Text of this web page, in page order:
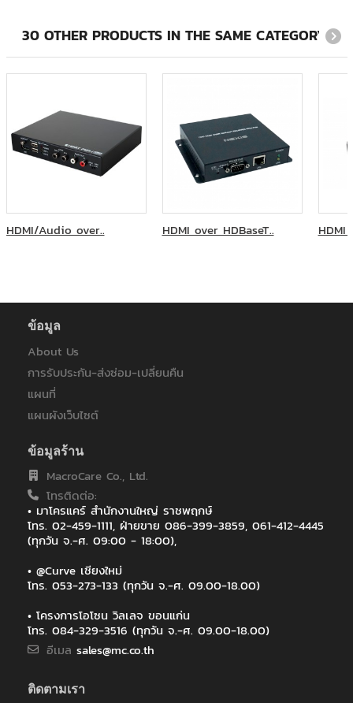
We TV
กทม.โรงบำบัดน้ำเสีย
กรมธนารักษ์ จ.เชียงใหม่
กรมสื่อสารทหารเรือ
กรมสื่อสารทหารเรือ Solution 2
กรมอิเล็กทรอนิกส์ทหารเรือ
กระทรวงมหาดไทย
กองพลพัฒนาที่ 1 ค่ายศรีสุริยวงศ์
การรถไฟแห่งประเทศไทย
การไฟฟ้านครหลวง(ประเวศ)
การไฟฟ้านครหลวง(วัดเลียบ)
การไฟฟ้าส่วนภูมิภาค
ของขวัญคลีนิค
คณะรัฐศาสตร์และรัฐประศาสนศาสตร์มหาวิทยาลัยเชียงใหม่
คณะสัตวแพทยศาสตร์ มหาวิทยาลัยเกษตรศาสตร์
ตลาดหลักทรัพย์แห่งประเทศไทย
ทบ.บ้านบึง
บริษัท 285 ก่อสร้าง จำกัด
บริษัท บลู บ๊อกซ์ สปอร์ต ไอ.ดี จำกัด
บริษัท ปตท.สำรวจและผลิตปิโตรเลียม จำกัด (RSB)
บริษัท ยูนิเทค เฮลท์แคร์ จำกัด
บริษัท สปินซอพต์ จำกัด
บริษัท สยามคอมเฟรสเชอร์อุตสาหกรรม จำกัด (แหลมฉบัง)
บริษัท สยามแท็ค จำกัด
บริษัท หับโห้หิ้น บางกอก จำกัด
บริษัท ห้างสรรพสินค้าโรบินสัน จำกัด (มหาชน) สาขาพระราม 9
บริษัท อมรินทร์ เทเลวิชั่น จำกัด
บริษัท ออนดีมานด์ เอ็ดดูเคชั่น จำกัด
บริษัท เทคโนเลจ จำกัด
บริษัท โมปิเพียร์ จำกัด
30 OTHER PRODUCTS IN THE SAME CATEGORY:
HDMI/Audio over.. HDMI over HDBaseT.. HDMI
ข้อมูล
About Us
การรับประกัน-ส่งซ่อม-เปลี่ยนคืน
แผนที่
แผนผังเว็บไซต์
ข้อมูลร้าน
MacroCare Co., Ltd.
โทรติดต่อ:
• มาโครแคร์ สำนักงานใหญ่ ราชพฤกษ์
โทร. 02-459-1111, ฝ่ายขาย 086-399-3859, 061-412-4445
(ทุกวัน จ.-ศ. 09:00 - 18:00),
• @Curve เชียงใหม่
โทร. 053-273-133 (ทุกวัน จ.-ศ. 09.00-18.00)
• โครงการโอโซน วิลเลจ ขอนแก่น
โทร. 084-329-3516 (ทุกวัน จ.-ศ. 09.00-18.00)
อีเมล sales@mc.co.th
ติดตามเรา